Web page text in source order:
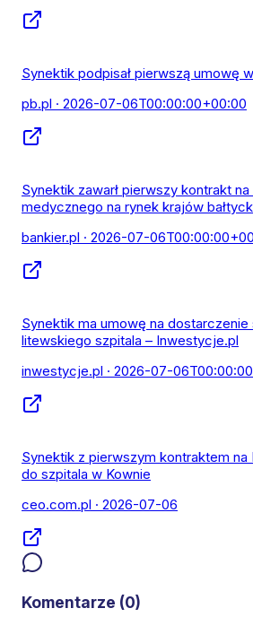
Synektik podpisał pierwszą umowę
pb.pl · 2026-07-06T00:00:00+00:00
Synektik zawarł pierwszy kontrakt
medycznego na rynek krajów
bankier.pl · 2026-07-
Synektik ma umowę na
litewskiego szpitala – Inwestycje.pl
inwestycje.pl · 2026-07-
Synektik z pierwszym kontraktem na
do szpitala w Kownie
ceo.com.pl · 2026-07-06
Komentarze (0)